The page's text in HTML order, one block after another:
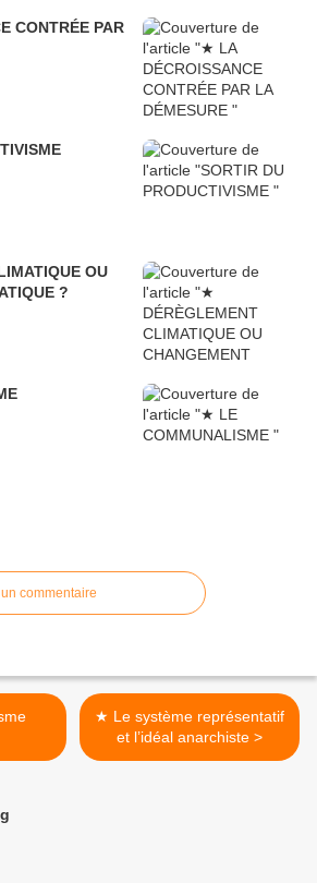
CONTRÉE PAR
OU
?
commentaire
★ Le système représentatif
et l’idéal anarchiste >